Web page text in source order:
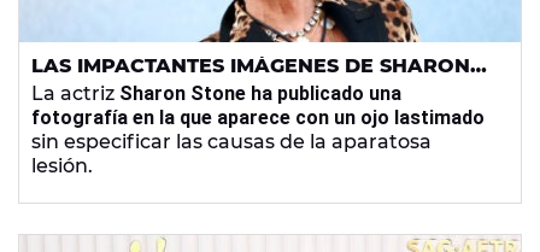
LAS IMPACTANTES IMÁGENES DE SHARON
STONE CON UN OJO MORADO
La actriz Sharon Stone ha publicado una
fotografía en la que aparece con un ojo lastimado
sin especificar las causas de la aparatosa
lesión.